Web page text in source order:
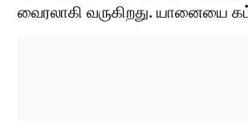
வைரலாகி வருகிறது. யானையை